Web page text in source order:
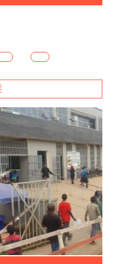
la RDC et de
vendent